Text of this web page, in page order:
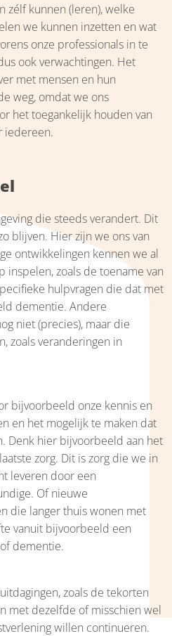
zélf kunnen (leren), welke
we kunnen inzetten en wat
onze professionals in te
ook verwachtingen. Het
met mensen en hun
weg, omdat we ons
het toegankelijk houden van
iedereen.
die steeds verandert. Dit
blijven. Hier zijn we ons van
ontwikkelingen kennen we al
inspelen, zoals de toename van
hulpvragen die dat met
dementie. Andere
niet (precies), maar die
zoals veranderingen in
bijvoorbeeld onze kennis en
en het mogelijk te maken dat
Denk hier bijvoorbeeld aan het
zorg. Dit is zorg die we in
leveren door een
Of nieuwe
die langer thuis wonen met
vanuit bijvoorbeeld een
dementie.
zoals de tekorten
met dezelfde of misschien wel
willen continueren.